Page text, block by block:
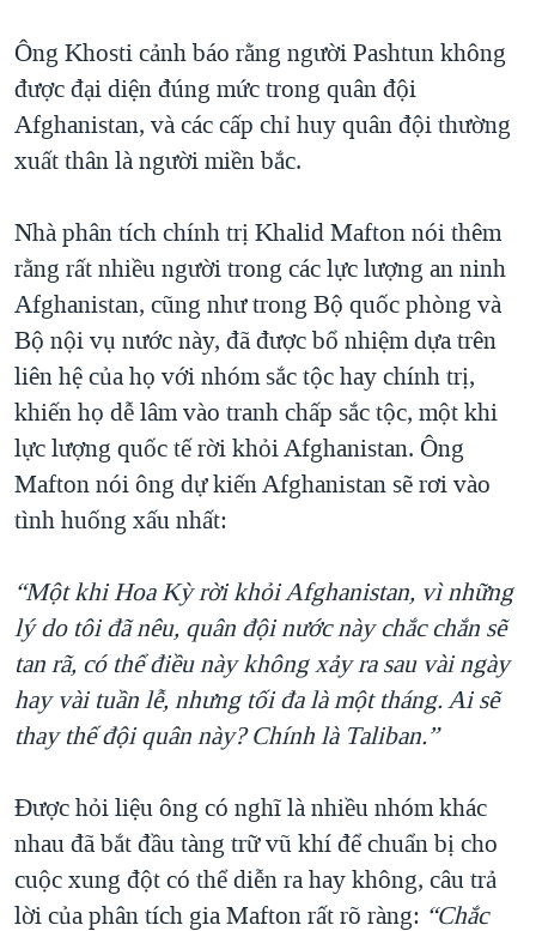
Ông Khosti cảnh báo rằng người Pashtun không
được đại diện đúng mức trong quân đội
Afghanistan, và các cấp chỉ huy quân đội thường
xuất thân là người miền bắc.
Nhà phân tích chính trị Khalid Mafton nói thêm
rằng rất nhiều người trong các lực lượng an ninh
Afghanistan, cũng như trong Bộ quốc phòng và
Bộ nội vụ nước này, đã được bổ nhiệm dựa trên
liên hệ của họ với nhóm sắc tộc hay chính trị,
khiến họ dễ lâm vào tranh chấp sắc tộc, một khi
lực lượng quốc tế rời khỏi Afghanistan. Ông
Mafton nói ông dự kiến Afghanistan sẽ rơi vào
tình huống xấu nhất:
“Một khi Hoa Kỳ rời khỏi Afghanistan, vì những
lý do tôi đã nêu, quân đội nước này chắc chắn sẽ
tan rã, có thể điều này không xảy ra sau vài ngày
hay vài tuần lễ, nhưng tối đa là một tháng. Ai sẽ
thay thế đội quân này? Chính là Taliban.”
Được hỏi liệu ông có nghĩ là nhiều nhóm khác
nhau đã bắt đầu tàng trữ vũ khí để chuẩn bị cho
cuộc xung đột có thể diễn ra hay không, câu trả
lời của phân tích gia Mafton rất rõ ràng: “Chắc